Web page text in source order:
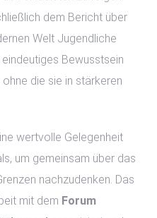
dem Bericht über
Welt Jugendliche
Bewusstsein
die sie in stärkeren
wertvolle Gelegenheit
um gemeinsam über das
nachzudenken. Das
mit dem Forum